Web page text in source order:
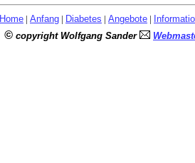
Home | Anfang | Diabetes | Angebote |
© copyright Wolfgang Sander